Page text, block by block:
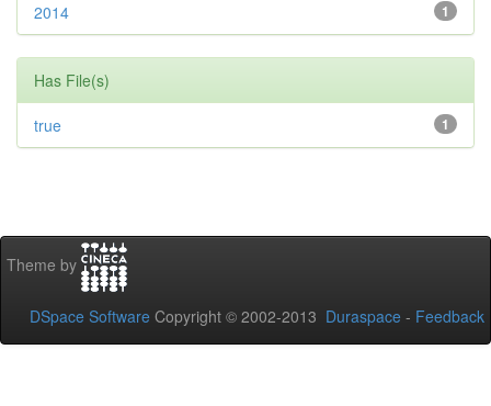
1
2014
Has File(s)
1
true
Theme by
DSpace Software Copyright © 2002-2013 Duraspace - Feedback